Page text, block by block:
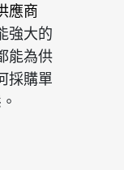
應商
強大的
能為供
採購單